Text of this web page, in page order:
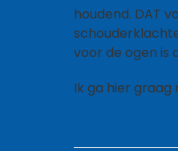
houdend. DAT
voor de ogen is
Ik ga hier graag